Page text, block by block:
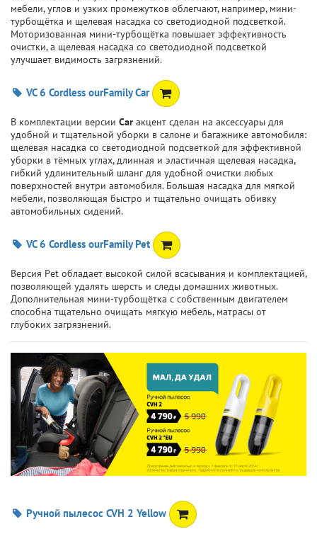
мебели, углов и узких промежутков облегчают, например, мини-
турбощётка и щелевая насадка со светодиодной подсветкой.
Моторизованная мини-турбощётка повышает эффективность
очистки, а щелевая насадка со светодиодной подсветкой
улучшает видимость загрязнений.
VC 6 Cordless ourFamily Car
В комплектации версии Car акцент сделан на аксессуары для
удобной и тщательной уборки в салоне и багажнике автомобиля:
щелевая насадка со светодиодной подсветкой для эффективной
уборки в тёмных углах, длинная и эластичная щелевая насадка,
гибкий удлинительный шланг для удобной очистки любых
поверхностей внутри автомобиля. Большая насадка для мягкой
мебели, позволяющая быстро и тщательно очищать обивку
автомобильных сидений.
VC 6 Cordless ourFamily Pet
Версия Pet обладает высокой силой всасывания и комплектацией,
позволяющей удалять шерсть и следы домашних животных.
Дополнительная мини-турбощётка с собственным двигателем
способна тщательно очищать мягкую мебель, матрасы от
глубоких загрязнений.
Ручной пылесос CVH 2 Yellow